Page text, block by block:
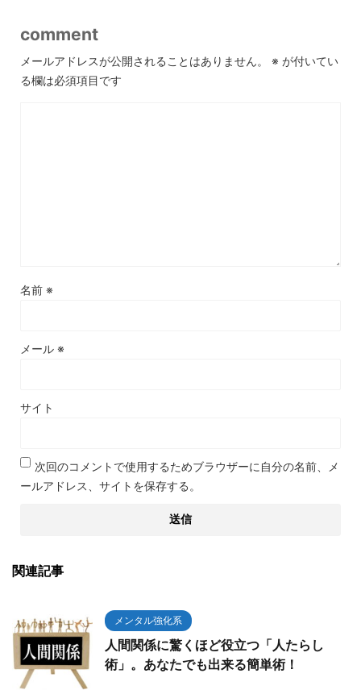
comment
メールアドレスが公開されることはありません。 ※ が付いてい
る欄は必須項目です
名前 ※
メール ※
サイト
次回のコメントで使用するためブラウザーに自分の名前、メ
ールアドレス、サイトを保存する。
関連記事
メンタル強化系
人間関係に驚くほど役立つ「人たらし
術」。あなたでも出来る簡単術！